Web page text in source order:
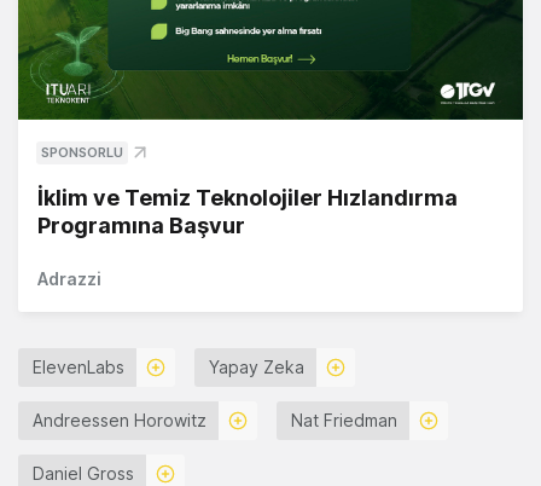
SPONSORLU
İklim ve Temiz Teknolojiler Hızlandırma
Programına Başvur
Adrazzi
ElevenLabs Yapay Zeka
Andreessen Horowitz Nat Friedman
Daniel Gross